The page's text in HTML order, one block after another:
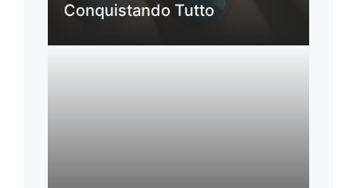
Conquistando Tutto